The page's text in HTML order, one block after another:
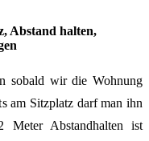
Abstand halten,
sobald wir die Wohnung
am Sitzplatz darf man ihn
Meter Abstandhalten ist